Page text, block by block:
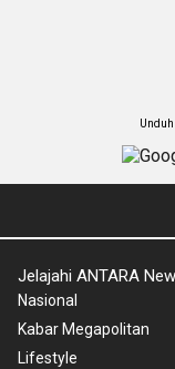
Jelajahi ANTARA
Nasional
Kabar Megapolitan
Lifestyle